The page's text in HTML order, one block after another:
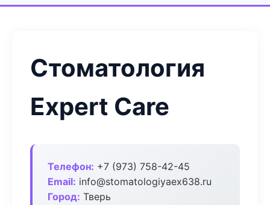
Стоматология
Expert Care
Телефон: +7 (973) 758-42-45
Email: info@stomatologiyaex638.ru
Город: Тверь